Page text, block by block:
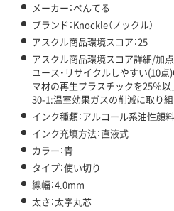
メーカー：ぺんてる
ブランド：Knockle（ノックル）
アスクル商品環境スコア：25
アスクル商品環境スコア詳細/加
ユース・リサイクルしやすい(10
マ材の再生プラスチックを25％
30-1:温室効果ガスの削減に取り
インク種類：アルコール系油性顔
インク充填方法：直液式
カラー：青
タイプ：使い切り
線幅：4.0mm
太さ：太字丸芯